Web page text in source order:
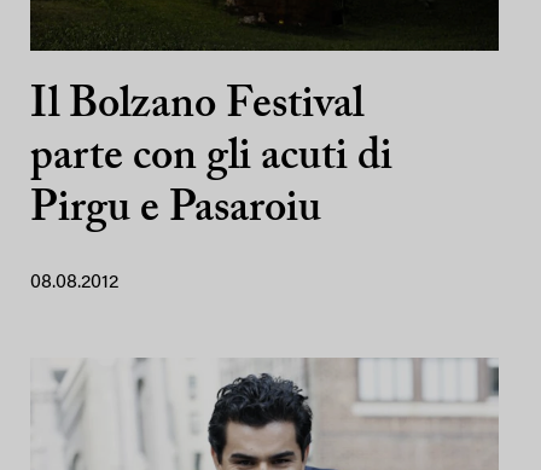
Il Bolzano Festival
parte con gli acuti di
Pirgu e Pasaroiu
08.08.2012